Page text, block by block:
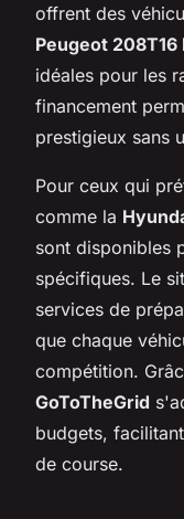
offrent des
Peugeot 208T16
idéales pour les
financement
prestigieux sans
Pour ceux qui
comme la
sont disponibles
spécifiques. Le
services de
que chaque
compétition.
GoToTheGrid
budgets,
de course.